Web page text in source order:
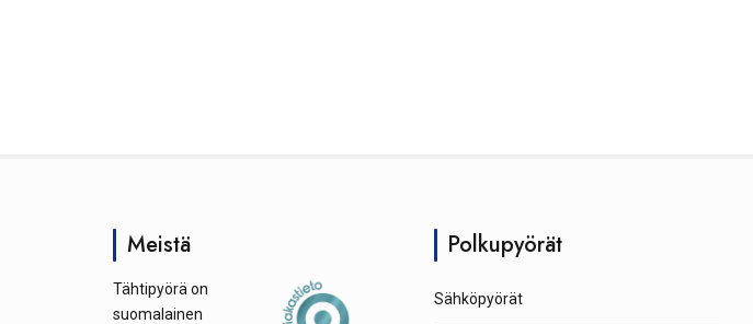
Meistä
Tähtipyörä on
suomalainen
Polkupyörät
Sähköpyörät